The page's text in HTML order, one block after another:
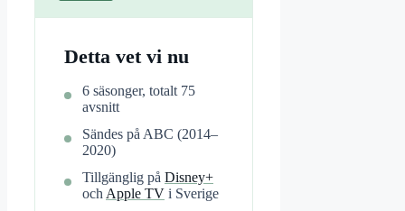
Detta vet vi nu
6 säsonger, totalt 75
avsnitt
Sändes på ABC (2014–
2020)
Tillgänglig på Disney+
och Apple TV i Sverige